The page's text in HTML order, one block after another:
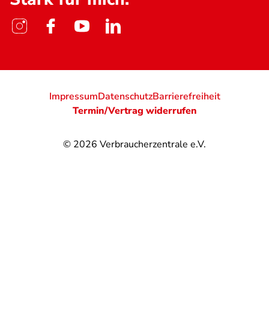
© 2026 Verbraucherzentrale e.V.
ImpressumDatenschutzBarrierefreiheit
Termin/Vertrag widerrufen